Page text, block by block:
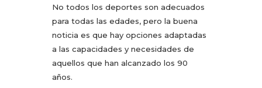
No todos los deportes son adecuados
para todas las edades, pero la buena
noticia es que hay opciones adaptadas
a las capacidades y necesidades de
aquellos que han alcanzado los 90
años.